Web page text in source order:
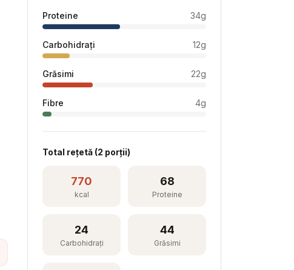
Proteine 34g
Carbohidrați 12g
Grăsimi 22g
Fibre 4g
Total rețetă (2 porții)
770
kcal
68
Proteine
24
Carbohidrați
44
Grăsimi